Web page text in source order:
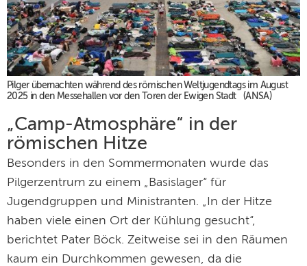
Pilger übernachten während des römischen Weltjugendtags im August
2025 in den Messehallen vor den Toren der Ewigen Stadt (ANSA)
„Camp-Atmosphäre“ in der
römischen Hitze
Besonders in den Sommermonaten wurde das
Pilgerzentrum zu einem „Basislager“ für
Jugendgruppen und Ministranten. „In der Hitze
haben viele einen Ort der Kühlung gesucht“,
berichtet Pater Böck. Zeitweise sei in den Räumen
kaum ein Durchkommen gewesen, da die